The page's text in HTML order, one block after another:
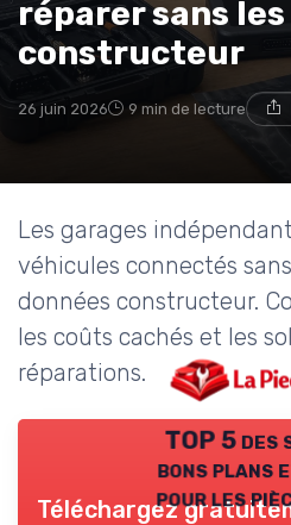
réparer sans
constructeur
26 juin 2026 9 min de lecture
Les garages
véhicules connectés
données constructeur.
les coûts cachés et les
réparations.
TOP 5 des
bons plans
pour les
Téléchargez